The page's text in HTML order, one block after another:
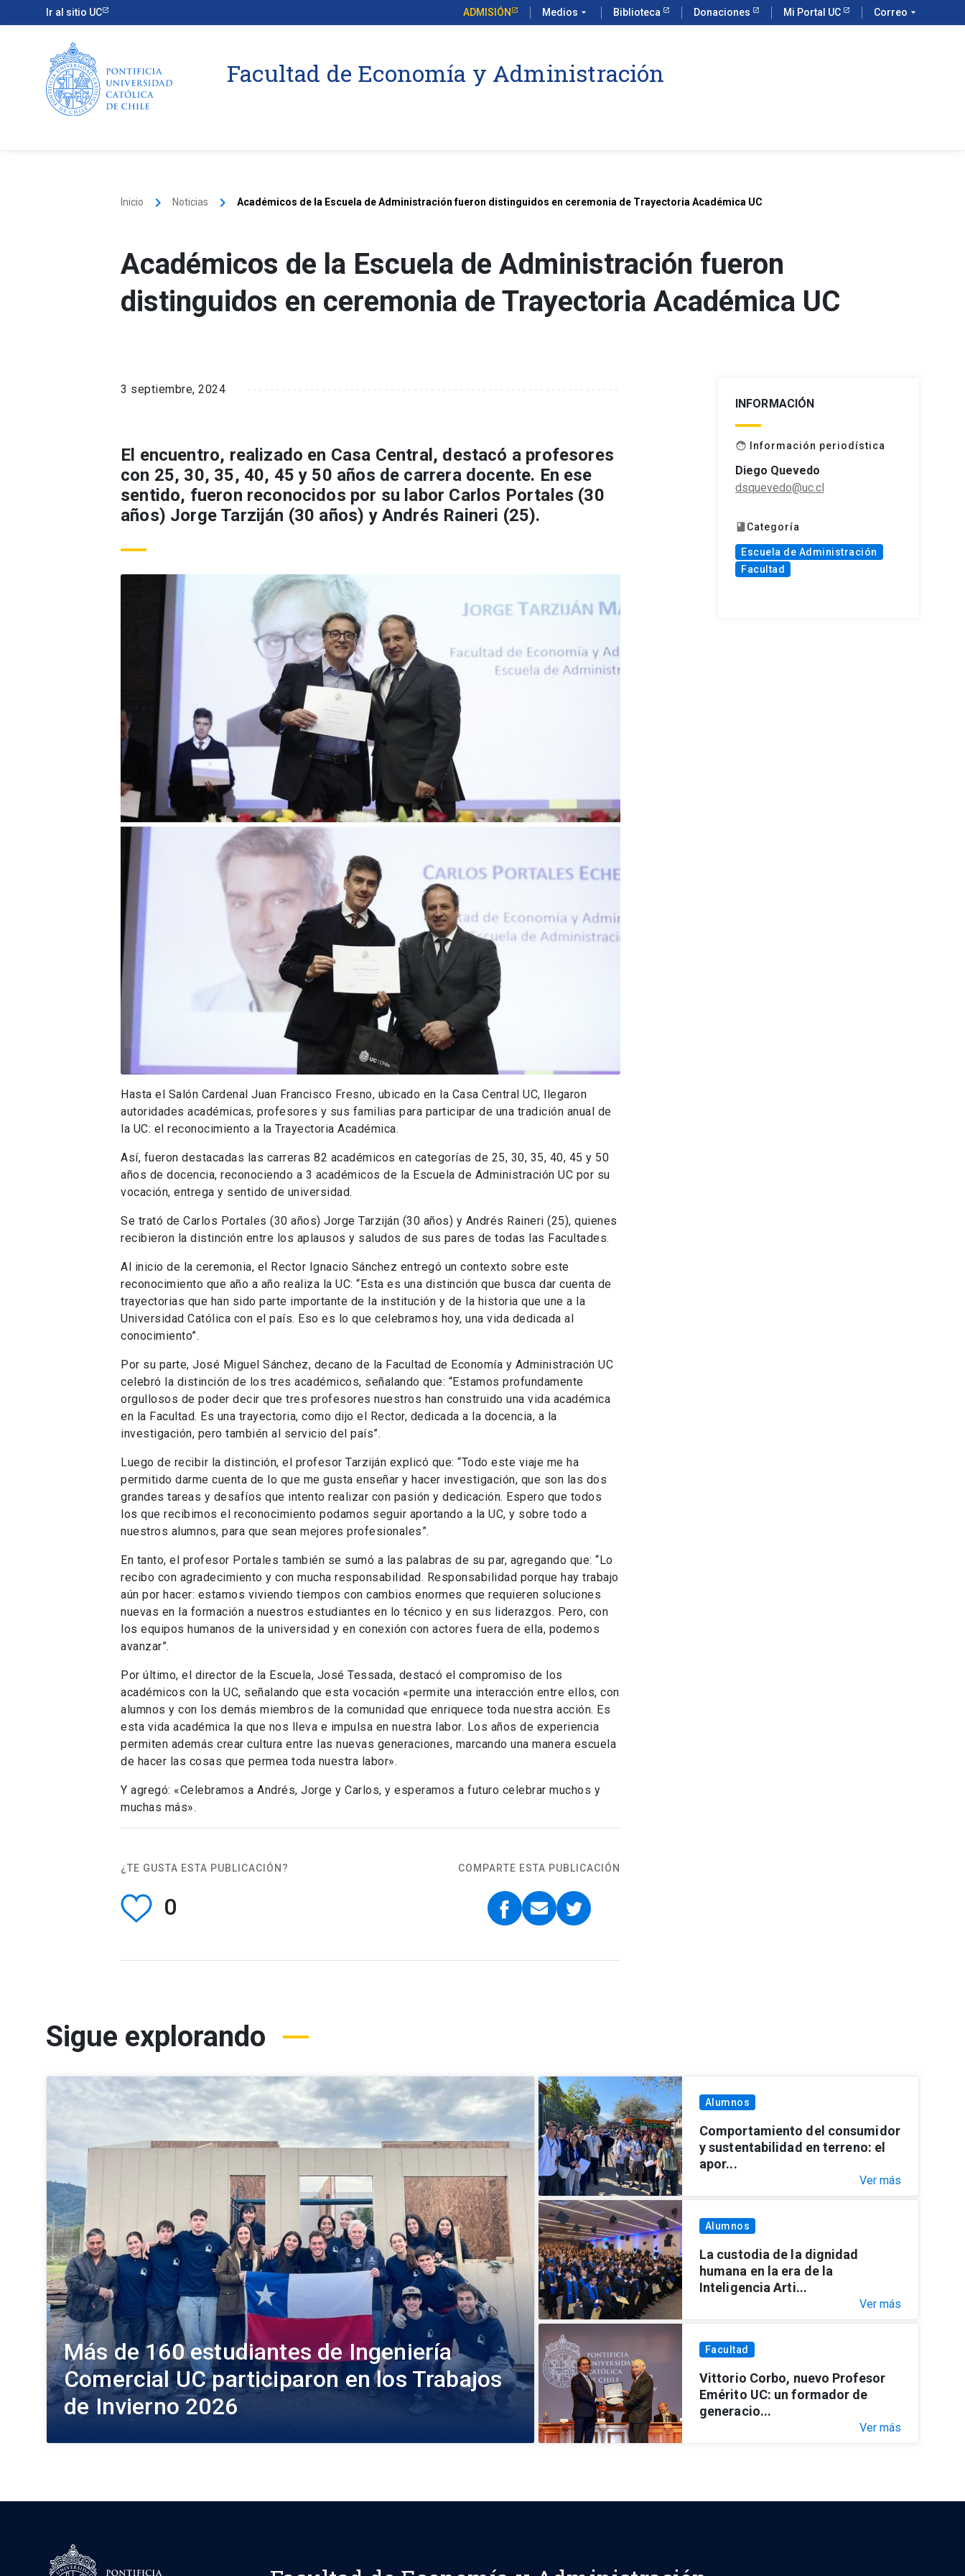
Ir al sitio UC ADMISIÓN Medios arrow_drop_down Biblioteca Donaciones Mi Portal UC Correo arrow_drop_down
Facultad de Economía y Administración
Inicio keyboard_arrow_right Noticias keyboard_arrow_right Académicos de la Escuela de Administración fueron distinguidos en ceremonia de Trayectoria Académica UC
Académicos de la Escuela de Administración fueron
distinguidos en ceremonia de Trayectoria Académica UC
3 septiembre, 2024
El encuentro, realizado en Casa Central, destacó a profesores
con 25, 30, 35, 40, 45 y 50 años de carrera docente. En ese
sentido, fueron reconocidos por su labor Carlos Portales (30
años) Jorge Tarziján (30 años) y Andrés Raineri (25).
Hasta el Salón Cardenal Juan Francisco Fresno, ubicado en la Casa Central UC, llegaron
autoridades académicas, profesores y sus familias para participar de una tradición anual de
la UC: el reconocimiento a la Trayectoria Académica.
Así, fueron destacadas las carreras 82 académicos en categorías de 25, 30, 35, 40, 45 y 50
años de docencia, reconociendo a 3 académicos de la Escuela de Administración UC por su
vocación, entrega y sentido de universidad.
Se trató de Carlos Portales (30 años) Jorge Tarziján (30 años) y Andrés Raineri (25), quienes
recibieron la distinción entre los aplausos y saludos de sus pares de todas las Facultades.
Al inicio de la ceremonia, el Rector Ignacio Sánchez entregó un contexto sobre este
reconocimiento que año a año realiza la UC: “Esta es una distinción que busca dar cuenta de
trayectorias que han sido parte importante de la institución y de la historia que une a la
Universidad Católica con el país. Eso es lo que celebramos hoy, una vida dedicada al
conocimiento”.
Por su parte, José Miguel Sánchez, decano de la Facultad de Economía y Administración UC
celebró la distinción de los tres académicos, señalando que: “Estamos profundamente
orgullosos de poder decir que tres profesores nuestros han construido una vida académica
en la Facultad. Es una trayectoria, como dijo el Rector, dedicada a la docencia, a la
investigación, pero también al servicio del país”.
Luego de recibir la distinción, el profesor Tarziján explicó que: “Todo este viaje me ha
permitido darme cuenta de lo que me gusta enseñar y hacer investigación, que son las dos
grandes tareas y desafíos que intento realizar con pasión y dedicación. Espero que todos
los que recibimos el reconocimiento podamos seguir aportando a la UC, y sobre todo a
nuestros alumnos, para que sean mejores profesionales”.
En tanto, el profesor Portales también se sumó a las palabras de su par, agregando que: “Lo
recibo con agradecimiento y con mucha responsabilidad. Responsabilidad porque hay trabajo
aún por hacer: estamos viviendo tiempos con cambios enormes que requieren soluciones
nuevas en la formación a nuestros estudiantes en lo técnico y en sus liderazgos. Pero, con
los equipos humanos de la universidad y en conexión con actores fuera de ella, podemos
avanzar”.
Por último, el director de la Escuela, José Tessada, destacó el compromiso de los
académicos con la UC, señalando que esta vocación «permite una interacción entre ellos, con
alumnos y con los demás miembros de la comunidad que enriquece toda nuestra acción. Es
esta vida académica la que nos lleva e impulsa en nuestra labor. Los años de experiencia
permiten además crear cultura entre las nuevas generaciones, marcando una manera escuela
de hacer las cosas que permea toda nuestra labor».
Y agregó: «Celebramos a Andrés, Jorge y Carlos, y esperamos a futuro celebrar muchos y
muchas más».
¿TE GUSTA ESTA PUBLICACIÓN?
0
COMPARTE ESTA PUBLICACIÓN
INFORMACIÓN
face Información periodística
Diego Quevedo
dsquevedo@uc.cl
book Categoría
Escuela de Administración
Facultad
Sigue explorando
Más de 160 estudiantes de Ingeniería
Comercial UC participaron en los Trabajos
de Invierno 2026
Alumnos
Comportamiento del consumidor
y sustentabilidad en terreno: el
apor...
Ver más
Alumnos
La custodia de la dignidad
humana en la era de la
Inteligencia Arti...
Ver más
Facultad
Vittorio Corbo, nuevo Profesor
Emérito UC: un formador de
generacio...
Ver más